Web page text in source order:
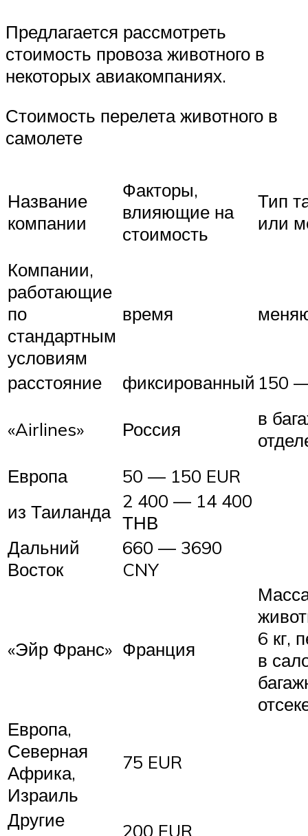
Предлагается рассмотреть
стоимость провоза животного в
некоторых авиакомпаниях.
Стоимость перелета животного в
самолете
Название
компании
Факторы,
влияющие на
стоимость
Тип
или
Компании,
работающие
по
стандартным
условиям
время
расстояние фиксированный 150
«Airlines» Россия
в
Европа
50 — 150 EUR
из Таиланда 2 400 — 14 400
ТНВ
Дальний
Восток
660 — 3690
CNY
«Эйр Франс» Франция
6 кг,
в
Европа,
Северная
Африка,
Израиль
75 EUR
Другие
200 EUR